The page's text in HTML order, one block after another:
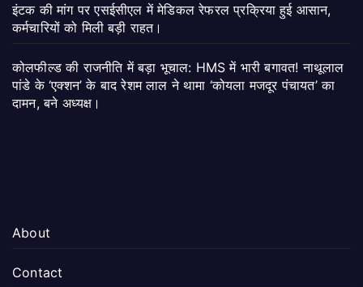
इंटक की मांग पर एसईसीएल में मेडिकल रेफरल प्रक्रिया हुई आसान,
कर्मचारियों को मिली बड़ी राहत।
कोलफील्ड की राजनीति में बड़ा भूचाल: HMS में भारी बगावत! नाथूलाल
पांडे के ‘एक्शन’ के बाद रेशम लाल ने थामा ‘कोयला मजदूर पंचायत’ का
दामन, बने अध्यक्ष।
About
Contact